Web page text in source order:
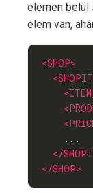
elemen belül
elem van,
<SHOP>
</
</SHOP>